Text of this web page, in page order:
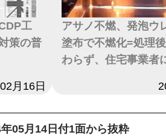
工
策の普
月16日
アサノ不燃、発泡ウ
塗布で不燃化=処理
わらず、住宅事業者
05月14日付1面から抜粋